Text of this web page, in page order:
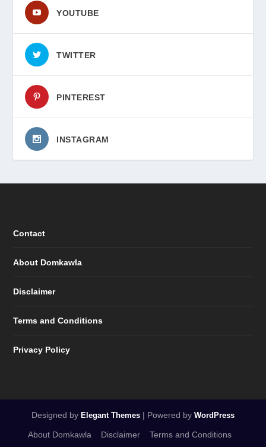
YOUTUBE
TWITTER
PINTEREST
INSTAGRAM
Contact
About Domkawla
Disclaimer
Terms and Conditions
Privacy Policy
Designed by Elegant Themes | Powered by WordPress
About Domkawla Disclaimer Terms and Conditions